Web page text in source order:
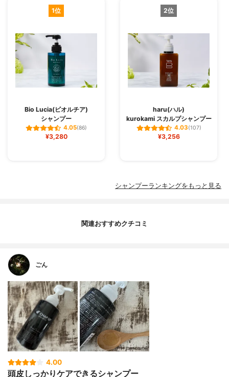
1位
Bio Lucia(ビオルチア)
シャンプー
4.05(86)
¥3,280
2位
haru(ハル)
kurokami スカルプシャンプー
4.03(107)
¥3,256
シャンプーランキングをもっと見る
関連おすすめクチコミ
ごん
4.00
頭皮しっかりケアできるシャンプー